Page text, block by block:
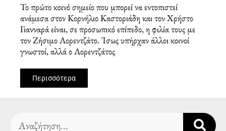
Το πρώτο κοινό σημείο που μπορεί να εντοπιστεί
ανάμεσα στον Κορνήλιο Καστοριάδη και τον Χρήστο
Γιανναρά είναι, σε προσωπικό επίπεδο, η φιλία τους με
τον Ζήσιμο Λορεντζάτο. Ίσως υπήρχαν άλλοι κοινοί
γνωστοί, αλλά ο Λορεντζάτος
Περισσότερα
Search